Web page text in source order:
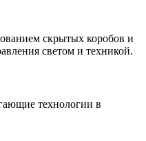
скрытых коробов и
светом и техникой.
технологии в